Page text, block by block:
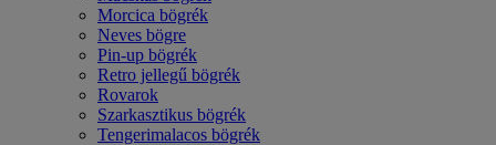
Morcica bögrék
Neves bögre
Pin-up bögrék
Retro jellegű bögrék
Rovarok
Szarkasztikus bögrék
Tengerimalacos bögrék